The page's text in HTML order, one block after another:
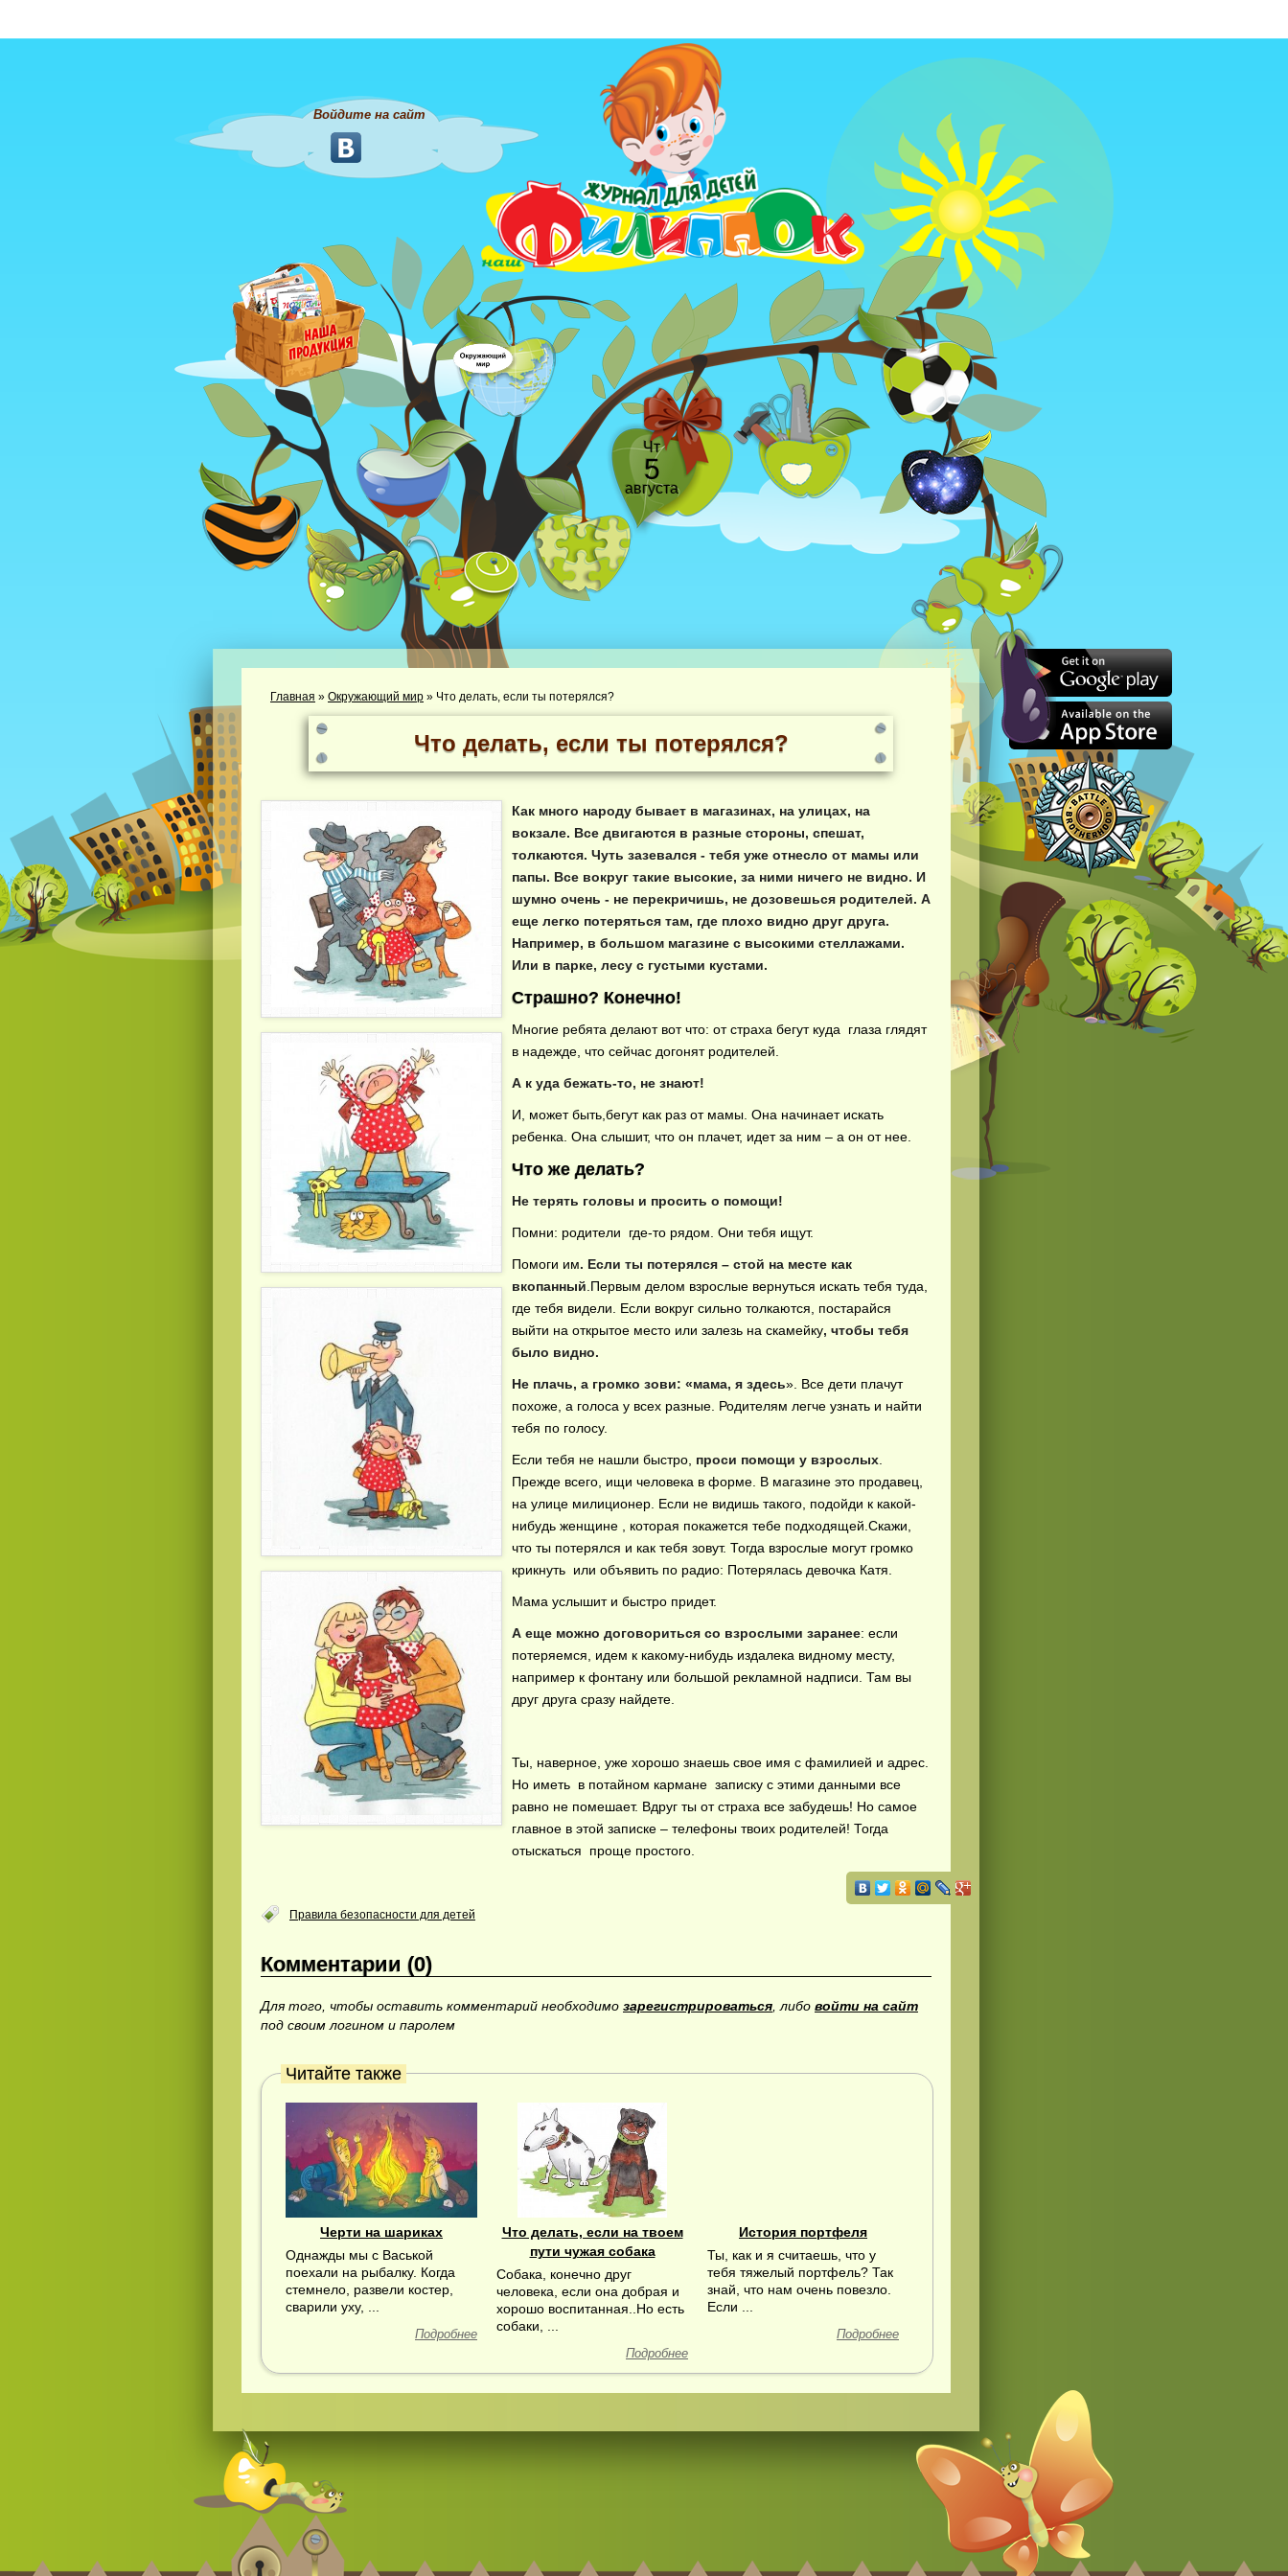
Войдите на сайт
Чт
5
августа
Главная » Окружающий мир » Что делать, если ты потерялся?
Что делать, если ты потерялся?
Как много народу бывает в магазинах, на улицах, на
вокзале. Все двигаются в разные стороны, спешат,
толкаются. Чуть зазевался - тебя уже отнесло от мамы или
папы. Все вокруг такие высокие, за ними ничего не видно. И
шумно очень - не перекричишь, не дозовешься родителей. А
еще легко потеряться там, где плохо видно друг друга.
Например, в большом магазине с высокими стеллажами.
Или в парке, лесу с густыми кустами.
Страшно? Конечно!
Многие ребята делают вот что: от страха бегут куда глаза глядят
в надежде, что сейчас догонят родителей.
А к уда бежать-то, не знают!
И, может быть,бегут как раз от мамы. Она начинает искать
ребенка. Она слышит, что он плачет, идет за ним – а он от нее.
Что же делать?
Не терять головы и просить о помощи!
Помни: родители где-то рядом. Они тебя ищут.
Помоги им. Если ты потерялся – стой на месте как
вкопанный .Первым делом взрослые вернуться искать тебя туда,
где тебя видели. Если вокруг сильно толкаются, постарайся
выйти на открытое место или залезь на скамейку, чтобы тебя
было видно.
Не плачь, а громко зови: «мама, я здесь». Все дети плачут
похоже, а голоса у всех разные. Родителям легче узнать и найти
тебя по голосу.
Если тебя не нашли быстро, проси помощи у взрослых
Прежде всего, ищи человека в форме. В магазине это продавец,
на улице милиционер. Если не видишь такого, подойди к какой-
нибудь женщине , которая покажется тебе подходящей.Скажи,
что ты потерялся и как тебя зовут. Тогда взрослые могут громко
крикнуть или объявить по радио: Потерялась девочка Катя.
Мама услышит и быстро придет.
А еще можно договориться со взрослыми заранее: если
потеряемся, идем к какому-нибудь издалека видному месту,
например к фонтану или большой рекламной надписи. Там вы
друг друга сразу найдете.
Ты, наверное, уже хорошо знаешь свое имя с фамилией и адрес.
Но иметь в потайном кармане записку с этими данными все
равно не помешает. Вдруг ты от страха все забудешь! Но самое
главное в этой записке – телефоны твоих родителей! Тогда
отыскаться проще простого.
Правила безопасности для детей
Комментарии (0)
Для того, чтобы оставить комментарий необходимо зарегистрироваться , либо войти на сайт
под своим логином и паролем
Читайте также
Черти на шариках
Однажды мы с Васькой
поехали на рыбалку. Когда
стемнело, развели костер,
сварили уху, ...
Подробнее
Что делать, если на твоем
пути чужая собака
Собака, конечно друг
человека, если она добрая и
хорошо воспитанная..Но есть
собаки, ...
Подробнее
История портфеля
Ты, как и я считаешь, что у
тебя тяжелый портфель? Так
знай, что нам очень повезло.
Если ...
Подробнее